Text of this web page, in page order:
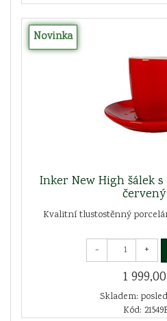
Novinka
Inker New High šálek
červený
Kvalitní tlustostěnný
- +
1
Skladem:
Kód: